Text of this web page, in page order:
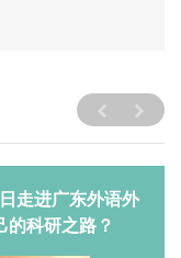
走进广东外语外
的科研之路？